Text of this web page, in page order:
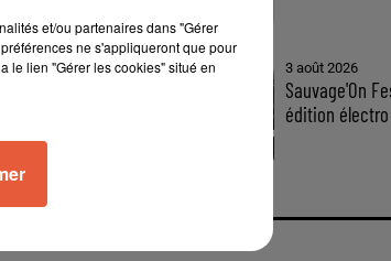
ils
Des
Rhône.
des
Marseille
3 août 2026
Sauvage'On
édition
et/ou partenaires dans "Gérer
ne s'appliqueront que pour
le lien "Gérer les cookies" situé en